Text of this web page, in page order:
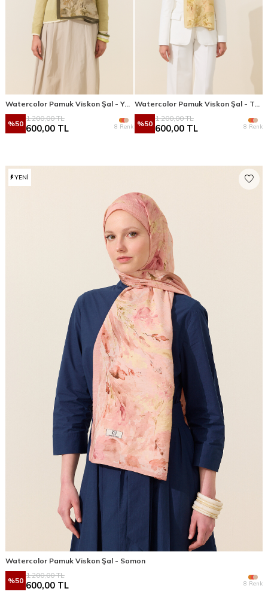
Watercolor Pamuk Viskon Şal - Yağ Yeşili
%50
1.200,00TL
600,00 TL 8 Renk %50
1.200,00TL
600,00 TL 8 Renk
YENI
Watercolor Pamuk Viskon Şal - Somon
%50
1.200,00TL
600,00 TL 8 Renk